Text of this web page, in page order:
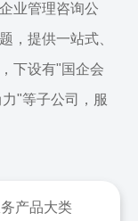
业管理咨询公
，提供一站式、
下设有"国企会
"等子公司，服
产品大类